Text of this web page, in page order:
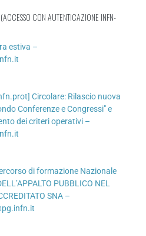
CON AUTENTICAZIONE INFN-
estiva –
Circolare: Rilascio nuova
Conferenze e Congressi" e
dei criteri operativi –
di formazione Nazionale
PUBBLICO NEL
SNA –